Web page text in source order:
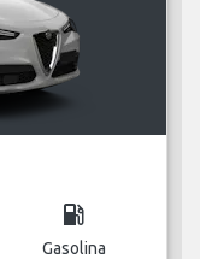
local_gas_station
Gasolina